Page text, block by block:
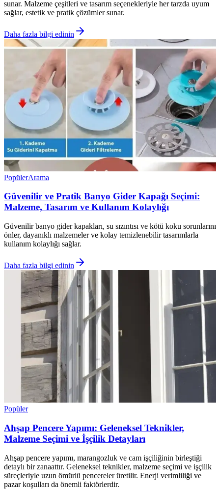
sunar. Malzeme çeşitleri ve tasarım seçenekleriyle her tarzda uyum
sağlar, estetik ve pratik çözümler sunar.
Daha fazla bilgi edinin
PopülerArama
Güvenilir ve Pratik Banyo Gider Kapağı Seçimi:
Malzeme, Tasarım ve Kullanım Kolaylığı
Güvenilir banyo gider kapakları, su sızıntısı ve kötü koku sorunlarını
önler, dayanıklı malzemeler ve kolay temizlenebilir tasarımlarla
kullanım kolaylığı sağlar.
Daha fazla bilgi edinin
Popüler
Ahşap Pencere Yapımı: Geleneksel Teknikler,
Malzeme Seçimi ve İşçilik Detayları
Ahşap pencere yapımı, marangozluk ve cam işçiliğinin birleştiği
detaylı bir zanaattır. Geleneksel teknikler, malzeme seçimi ve işçilik
süreçleriyle uzun ömürlü pencereler üretilir. Enerji verimliliği ve
pazar koşulları da önemli faktörlerdir.